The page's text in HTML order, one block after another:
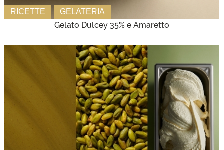
RICETTE GELATERIA
Gelato Dulcey 35% e Amaretto